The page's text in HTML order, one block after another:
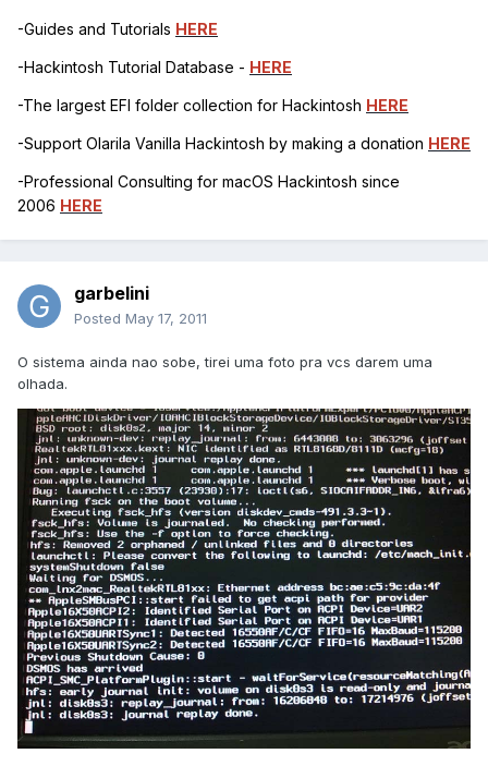
-Guides and Tutorials HERE
-Hackintosh Tutorial Database - HERE
-The largest EFI folder collection for Hackintosh HERE
-Support Olarila Vanilla Hackintosh by making a donation HERE
-Professional Consulting for macOS Hackintosh since
2006 HERE
garbelini
Posted May 17, 2011
O sistema ainda nao sobe, tirei uma foto pra vcs darem uma
olhada.